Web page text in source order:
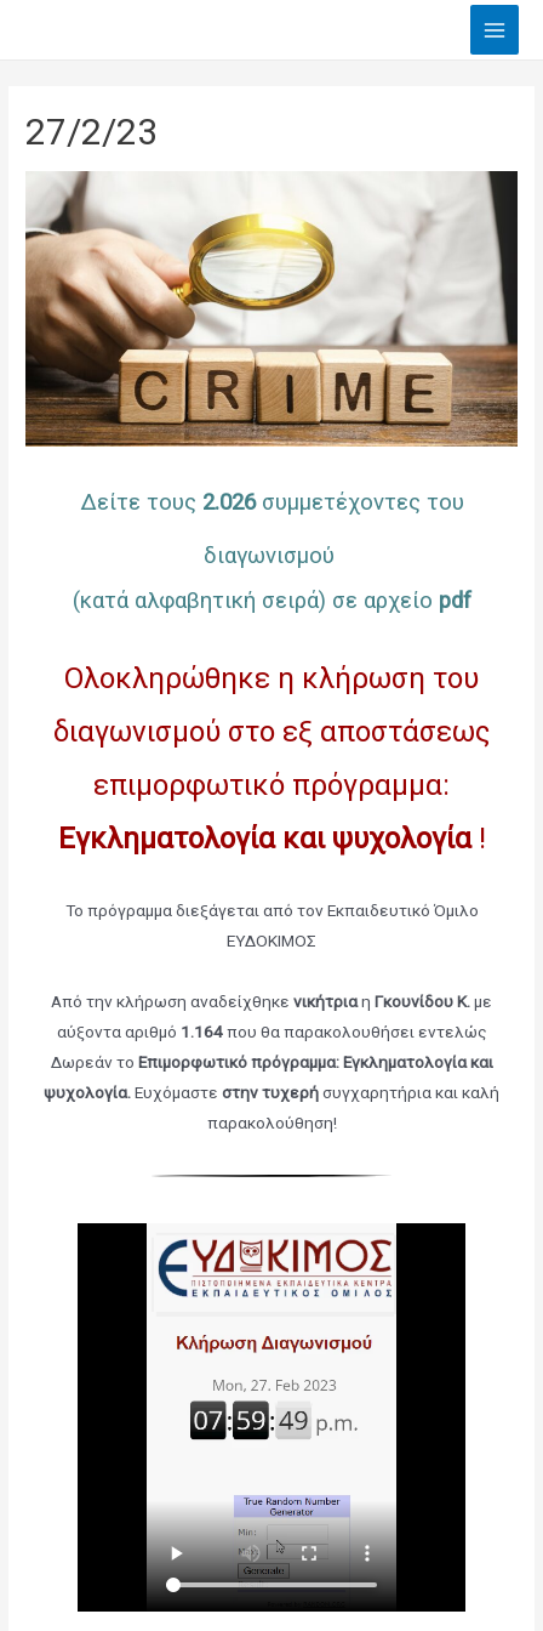
Main
27/2/23
Δείτε τους 2.026συμμετέχοντες του
διαγωνισμού
(κατά αλφαβητική σειρά) σε αρχείο pdf
Ολοκληρώθηκε η κλήρωση του
διαγωνισμού στο εξ αποστάσεως
επιμορφωτικό πρόγραμμα:
Εγκληματολογία και ψυχολογία !
Το πρόγραμμα διεξάγεται από τον Εκπαιδευτικό Όμιλο
ΕΥΔΟΚΙΜΟΣ
Από την κλήρωση αναδείχθηκε νικήτριαη Γκουνίδου Κ.με
αύξοντα αριθμό 1.164 που θα παρακολουθήσει εντελώς
Δωρεάν το Επιμορφωτικό πρόγραμμα: Εγκληματολογία και
ψυχολογία.Ευχόμαστε στην τυχερήσυγχαρητήρια και καλή
παρακολούθηση!